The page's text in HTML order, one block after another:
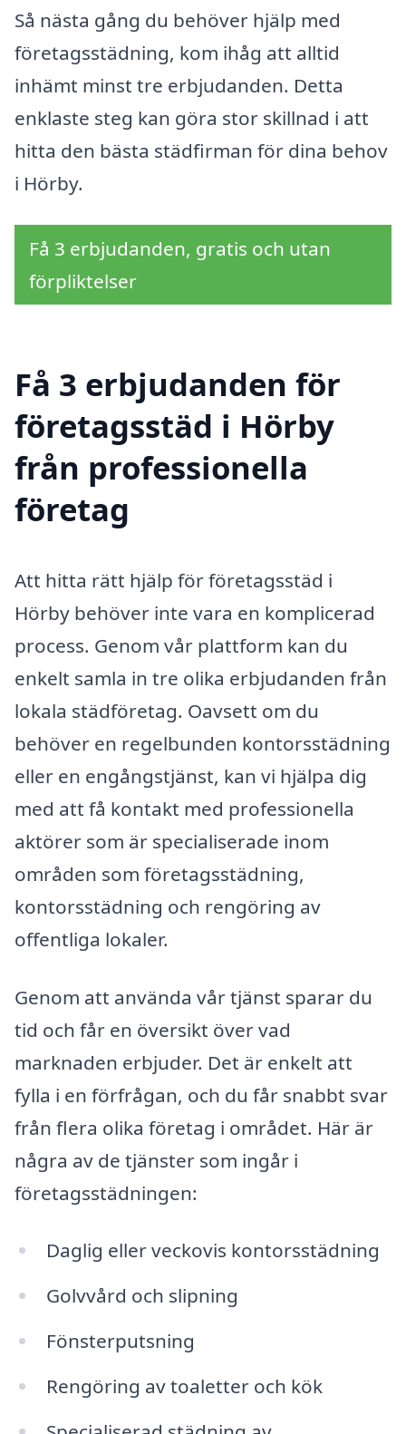
Så nästa gång du behöver hjälp med
företagsstädning, kom ihåg att alltid
inhämt minst tre erbjudanden. Detta
enklaste steg kan göra stor skillnad i att
hitta den bästa städfirman för dina behov
i Hörby.
Få 3 erbjudanden, gratis och utan
förpliktelser
Få 3 erbjudanden för
företagsstäd i Hörby
från professionella
företag
Att hitta rätt hjälp för företagsstäd i
Hörby behöver inte vara en komplicerad
process. Genom vår plattform kan du
enkelt samla in tre olika erbjudanden från
lokala städföretag. Oavsett om du
behöver en regelbunden kontorsstädning
eller en engångstjänst, kan vi hjälpa dig
med att få kontakt med professionella
aktörer som är specialiserade inom
områden som företagsstädning,
kontorsstädning och rengöring av
offentliga lokaler.
Genom att använda vår tjänst sparar du
tid och får en översikt över vad
marknaden erbjuder. Det är enkelt att
fylla i en förfrågan, och du får snabbt svar
från flera olika företag i området. Här är
några av de tjänster som ingår i
företagsstädningen:
Daglig eller veckovis kontorsstädning
Golvvård och slipning
Fönsterputsning
Rengöring av toaletter och kök